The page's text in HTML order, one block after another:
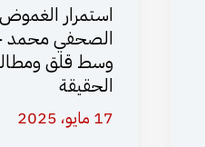
استمرار
الصحفي محمد
وسط قلق
الحقيقة
17 مايو، 2025